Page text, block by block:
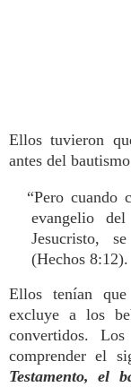
Ellos tuvieron
antes del
“Pero cuando
evangelio
Jesucristo,
(Hechos 8:12).
Ellos tenían
excluye a los
convertidos.
comprender el
Testamento, el